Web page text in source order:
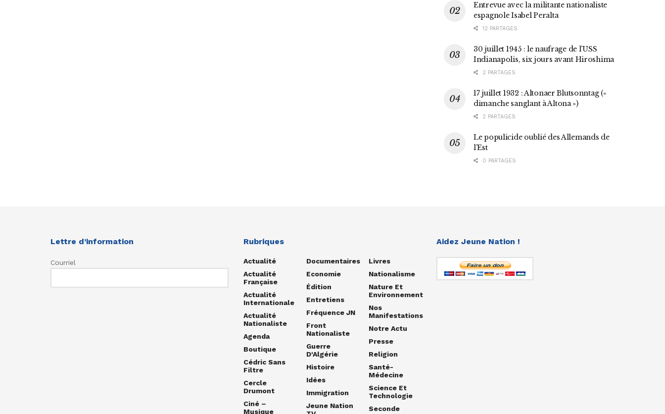
Entrevue avec la militante nationaliste
espagnole Isabel Peralta
12 PARTAGES
30 juillet 1945 : le naufrage de l’USS
Indianapolis, six jours avant Hiroshima
2 PARTAGES
17 juillet 1932 : Altonaer Blutsonntag («
dimanche sanglant à Altona »)
2 PARTAGES
Le populicide oublié des Allemands de
l’Est
0 PARTAGES
Lettre d’information
Courriel
Rubriques
Actualité
Actualité
Française
Actualité
Internationale
Actualité
Nationaliste
Agenda
Boutique
Cédric Sans
Filtre
Cercle
Drumont
Ciné –
Musique
Documentaires
Economie
Édition
Entretiens
Fréquence JN
Front
Nationaliste
Guerre
D'Algérie
Histoire
Idées
Immigration
Jeune Nation
Livres
Nationalisme
Nature Et
Environnement
Nos
Manifestations
Notre Actu
Presse
Religion
Santé-
Médecine
Science Et
Technologie
Seconde
Aidez Jeune Nation !